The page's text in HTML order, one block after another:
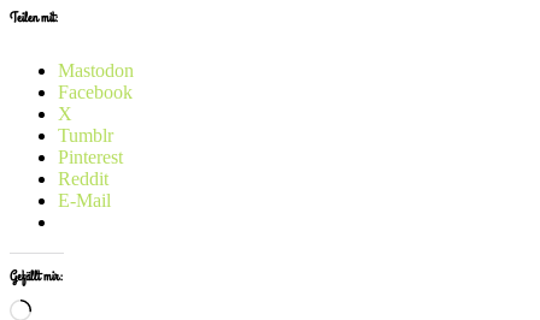
Teilen mit:
Mastodon
Facebook
X
Tumblr
Pinterest
Reddit
E-Mail
Gefällt mir:
Wird